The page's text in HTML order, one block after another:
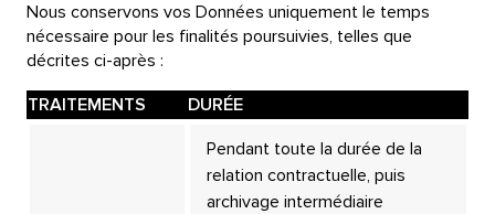
Nous conservons vos Données uniquement le temps
nécessaire pour les finalités poursuivies, telles que
décrites ci-après :
TRAITEMENTS
DURÉE
Pendant toute la durée de la
relation contractuelle, puis
archivage intermédiaire